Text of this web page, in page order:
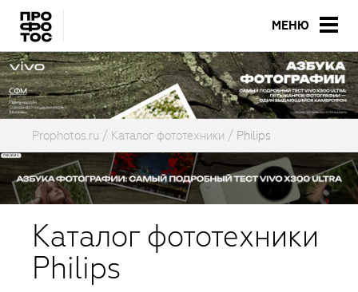
МЕНЮ
Prophotos.ru Каталог фототехники Philips
Каталог фототехники
Philips